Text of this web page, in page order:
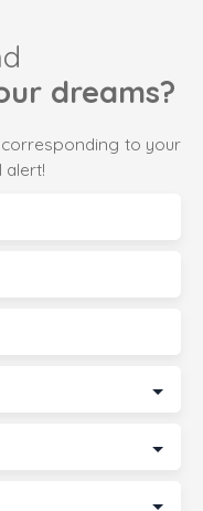
dreams?
to your
alert!